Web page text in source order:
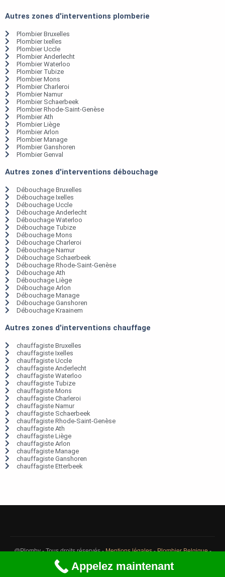
Autres zones d'interventions plomberie
Plombier Bruxelles
Plombier Ixelles
Plombier Uccle
Plombier Anderlecht
Plombier Waterloo
Plombier Tubize
Plombier Mons
Plombier Charleroi
Plombier Namur
Plombier Schaerbeek
Plombier Rhode-Saint-Genèse
Plombier Ath
Plombier Liège
Plombier Arlon
Plombier Manage
Plombier Ganshoren
Plombier Genval
Autres zones d'interventions débouchage
Débouchage Bruxelles
Débouchage Ixelles
Débouchage Uccle
Débouchage Anderlecht
Débouchage Waterloo
Débouchage Tubize
Débouchage Mons
Débouchage Charleroi
Débouchage Namur
Débouchage Schaerbeek
Débouchage Rhode-Saint-Genèse
Débouchage Ath
Débouchage Liège
Débouchage Arlon
Débouchage Manage
Débouchage Ganshoren
Débouchage Kraainem
Autres zones d'interventions chauffage
chauffagiste Bruxelles
chauffagiste Ixelles
chauffagiste Uccle
chauffagiste Anderlecht
chauffagiste Waterloo
chauffagiste Tubize
chauffagiste Mons
chauffagiste Charleroi
chauffagiste Namur
chauffagiste Schaerbeek
chauffagiste Rhode-Saint-Genèse
chauffagiste Ath
chauffagiste Liège
chauffagiste Arlon
chauffagiste Manage
chauffagiste Ganshoren
chauffagiste Etterbeek
@Plomby - Tous droits réservés -Mentions légales-Plombier Belgique-
Débouchage Belgique
Appelez maintenant